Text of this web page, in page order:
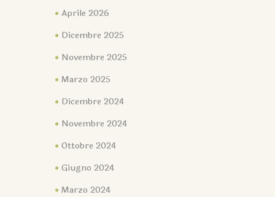
Aprile 2026
Dicembre 2025
Novembre 2025
Marzo 2025
Dicembre 2024
Novembre 2024
Ottobre 2024
Giugno 2024
Marzo 2024